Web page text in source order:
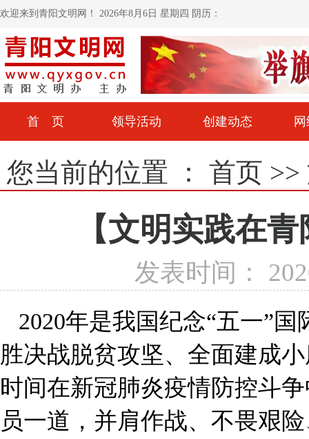
欢迎来到青阳文明网！ 2026年8月6日 星期四 阴历：
首 页 领导活动 创建动态
您当前的位置 ： 首页 >>
【文明实践在
发表时间：
2020年是我国纪念“五一”国
胜决战脱贫攻坚、全面建成
时间在新冠肺炎疫情防控斗
员一道，并肩作战、不畏艰